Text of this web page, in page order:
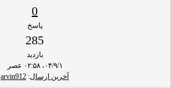
0
پاسخ
285
بازدید
۰۴/۹/۱، ۰۲:۵۸ عصر
آخرین ارسال:
arvin912